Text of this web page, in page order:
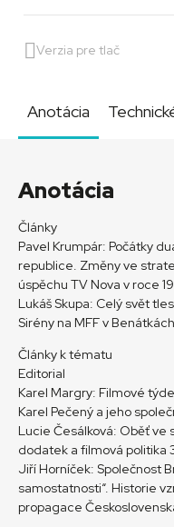
Verzia pre tlač
Anotácia
Anotácia
Články
Pavel Krumpár: Počátky
republice. Změny ve
úspěchu TV Nova v roce
Lukáš Skupa: Celý svět
Sirény na MFF v
Články k tématu
Editorial
Karel Margry: Filmové
Karel Pečený a jeho
Lucie Česálková: Oběť ve
dodatek a filmová politika
Jiří Horníček: Společnost
samostatnosti“. Historie
propagace